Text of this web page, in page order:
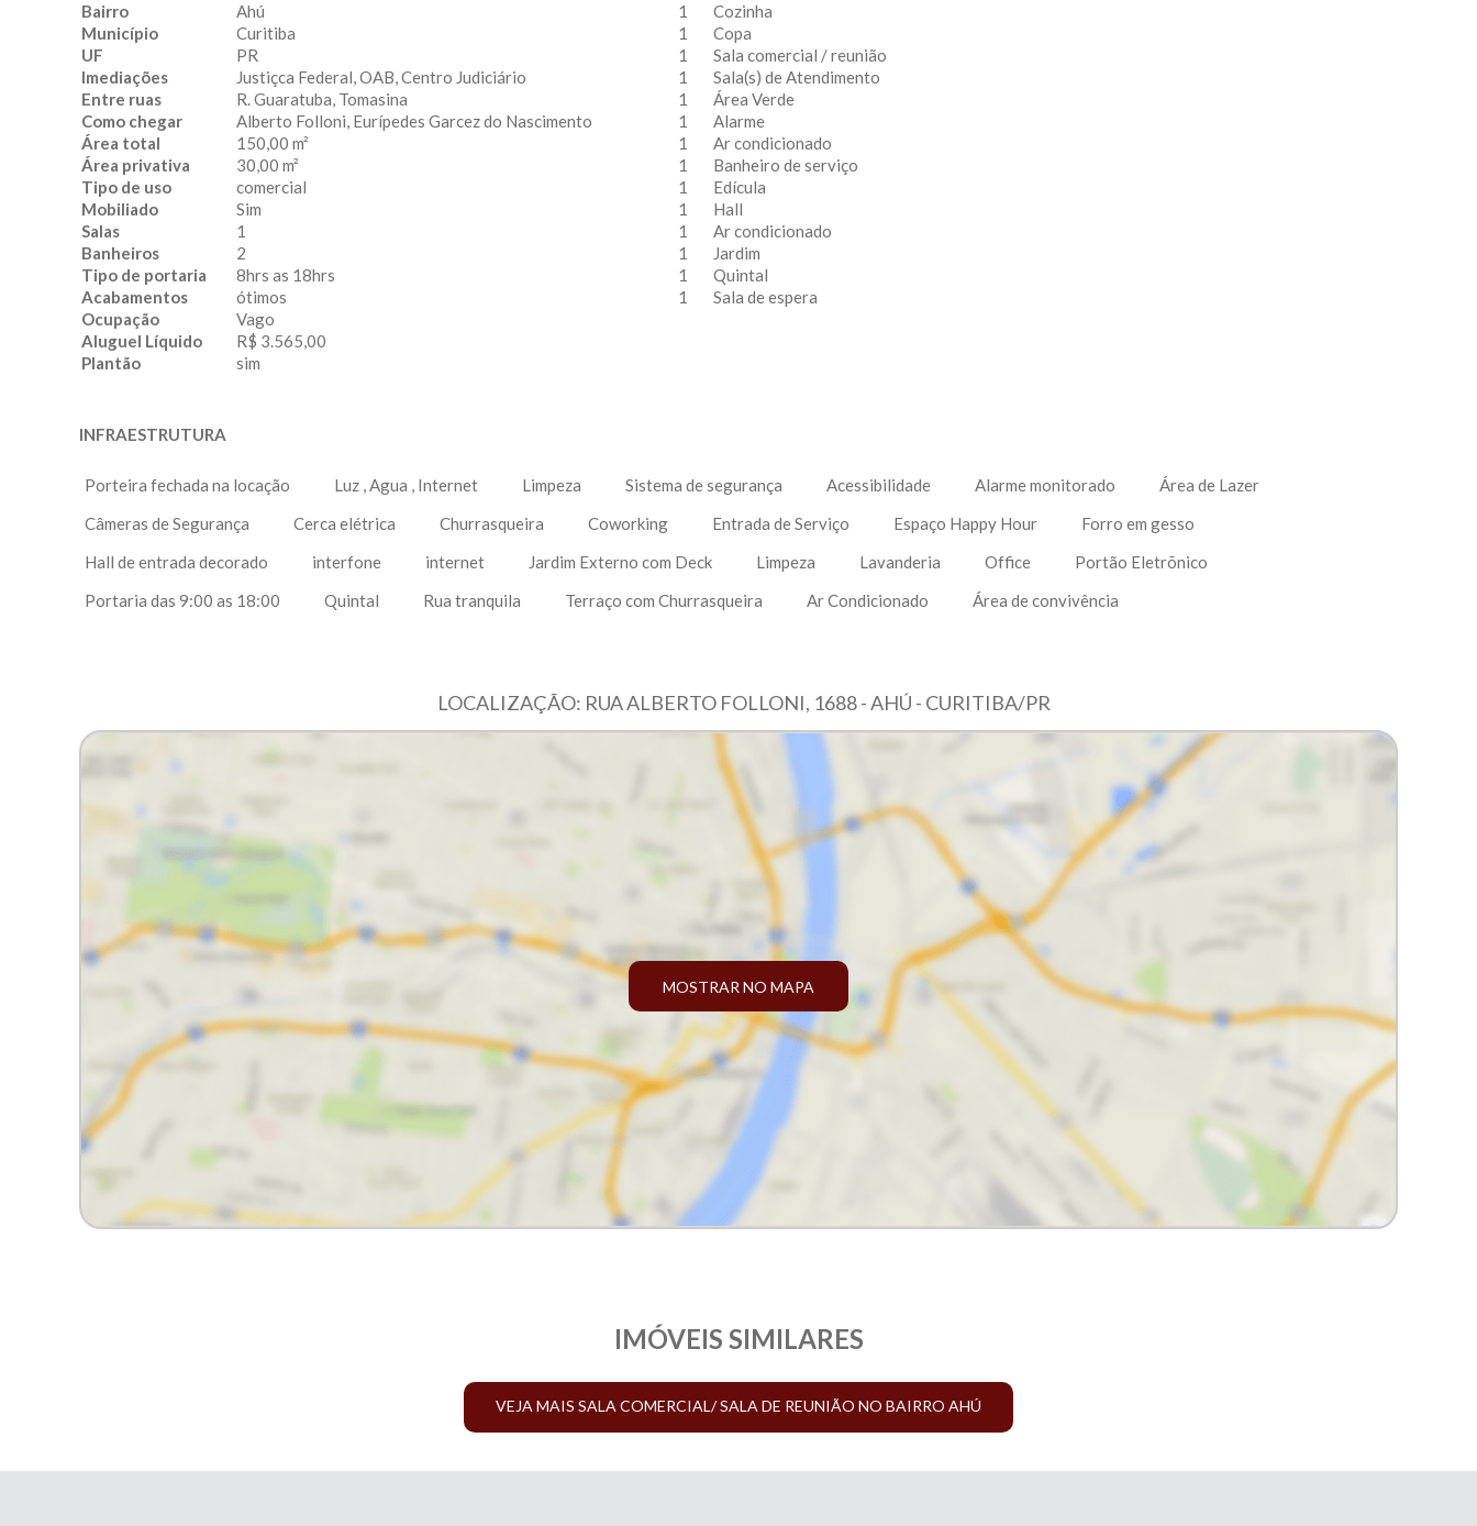
Bairro
Ahú
Município
Curitiba
UF
PR
Imediações
Justiçca Federal, OAB, Centro Judiciário
Entre ruas
R. Guaratuba, Tomasina
Como chegar
Alberto Folloni, Eurípedes Garcez do Nascimento
Área total
150,00 m²
Área privativa
30,00 m²
Tipo de uso
comercial
Mobiliado
Sim
Salas
1
Banheiros
2
Tipo de portaria
8hrs as 18hrs
Acabamentos
ótimos
Ocupação
Vago
Aluguel Líquido
R$ 3.565,00
Plantão
sim
1
Cozinha
1
Copa
1
Sala comercial / reunião
1
Sala(s) de Atendimento
1
Área Verde
1
Alarme
1
Ar condicionado
1
Banheiro de serviço
1
Edícula
1
Hall
1
Ar condicionado
1
Jardim
1
Quintal
1
Sala de espera
INFRAESTRUTURA
Porteira fechada na locação Luz , Agua , Internet Limpeza Sistema de segurança Acessibilidade Alarme monitorado
Área de Lazer
Câmeras de Segurança
Cerca elétrica Churrasqueira Coworking Entrada de Serviço Espaço Happy Hour
Forro em gesso
Hall de entrada decorado
interfone internet Jardim Externo com Deck Limpeza Lavanderia Office
Portão Eletrõnico
Portaria das 9:00 as 18:00
Quintal Rua tranquila Terraço com Churrasqueira Ar Condicionado Área de convivência
LOCALIZAÇÃO: RUA ALBERTO FOLLONI, 1688 - AHÚ - CURITIBA/PR
MOSTRAR NO MAPA
IMÓVEIS SIMILARES
VEJA MAIS SALA COMERCIAL/ SALA DE REUNIÃO NO BAIRRO AHÚ